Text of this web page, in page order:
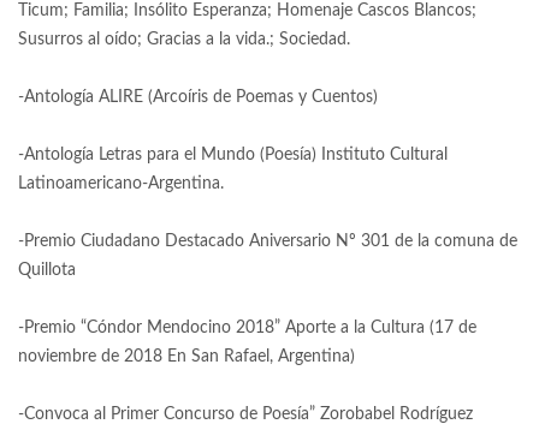
Ticum; Familia; Insólito Esperanza; Homenaje Cascos Blancos;
Susurros al oído; Gracias a la vida.; Sociedad.
-Antología ALIRE (Arcoíris de Poemas y Cuentos)
-Antología Letras para el Mundo (Poesía) Instituto Cultural
Latinoamericano-Argentina.
-Premio Ciudadano Destacado Aniversario Nº 301 de la comuna de
Quillota
-Premio “Cóndor Mendocino 2018” Aporte a la Cultura (17 de
noviembre de 2018 En San Rafael, Argentina)
-Convoca al Primer Concurso de Poesía” Zorobabel Rodríguez